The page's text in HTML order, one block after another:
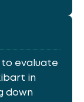
to evaluate
in
down